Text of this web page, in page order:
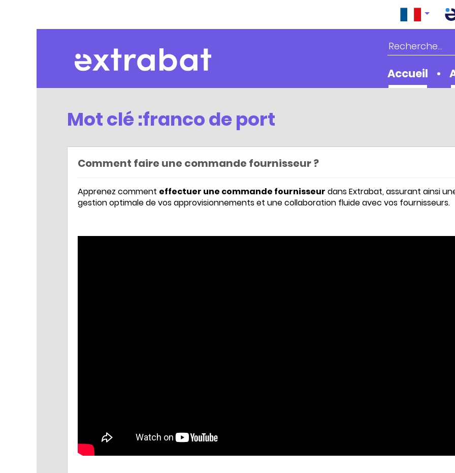
Extrabat – Le Blog
Accueil
Mot clé :franco de port
Comment faire une commande fournisseur ?
Apprenez comment effectuer une commande fournisseur dans Extrabat, assurant ainsi
gestion optimale de vos approvisionnements et une collaboration fluide avec vos fournisseurs.